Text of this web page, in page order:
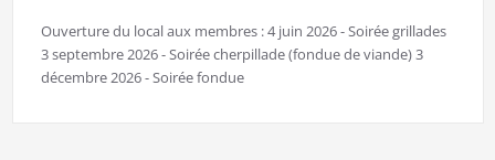
Ouverture du local aux membres : 4 juin 2026 - Soirée grillades
3 septembre 2026 - Soirée cherpillade (fondue de viande) 3
décembre 2026 - Soirée fondue